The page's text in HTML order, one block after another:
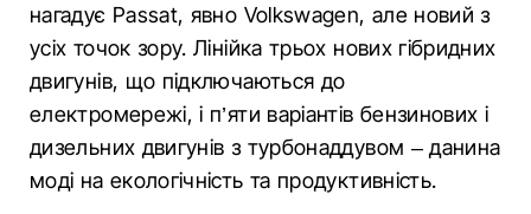
нагадує Passat, явно Volkswagen, але новий з
усіх точок зору. Лінійка трьох нових гібридних
двигунів, що підключаються до
електромережі, і п’яти варіантів бензинових і
дизельних двигунів з турбонаддувом – данина
моді на екологічність та продуктивність.